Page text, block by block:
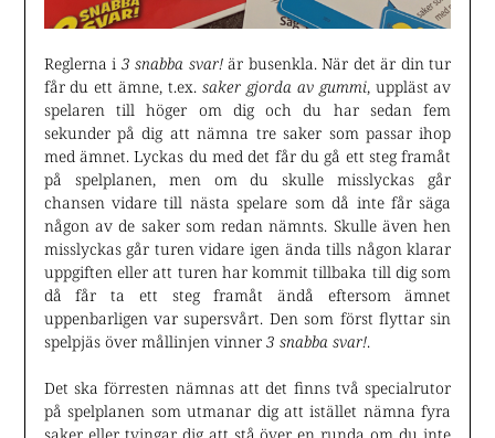
Reglerna i 3 snabba svar!är busenkla. När det är din tur
får du ett ämne, t.ex. saker gjorda av gummi, uppläst av
spelaren till höger om dig och du har sedan fem
sekunder på dig att nämna tre saker som passar ihop
med ämnet. Lyckas du med det får du gå ett steg framåt
på spelplanen, men om du skulle misslyckas går
chansen vidare till nästa spelare som då inte får säga
någon av de saker som redan nämnts. Skulle även hen
misslyckas går turen vidare igen ända tills någon klarar
uppgiften eller att turen har kommit tillbaka till dig som
då får ta ett steg framåt ändå eftersom ämnet
uppenbarligen var supersvårt. Den som först flyttar sin
spelpjäs över mållinjen vinner 3 snabba svar!.
Det ska förresten nämnas att det finns två specialrutor
på spelplanen som utmanar dig att istället nämna fyra
saker eller tvingar dig att stå över en runda om du inte